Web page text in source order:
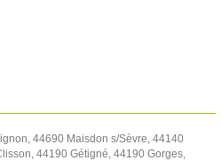
44690 Maisdon s/Sèvre, 44140
44190 Gétigné, 44190 Gorges,